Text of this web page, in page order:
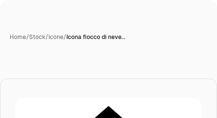
Home/Stock/Icone/Icona fiocco di neve…